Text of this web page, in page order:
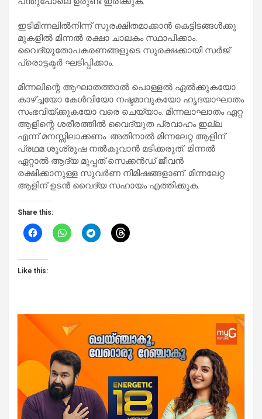
ഇടിമിന്നലിൽനിന്ന് സുരക്ഷിതമാക്കാൻ കെട്ടിടങ്ങൾക്കു
മുകളിൽ മിന്നൽ രക്ഷാ ചാലകം സ്ഥാപിക്കാം.
വൈദ്യുതോപകരണങ്ങളുടെ സുരക്ഷക്കായി സർജ്
പ്രൊട്ടക്ടർ ഘടിപ്പിക്കാം.
മിന്നലിന്റെ ആഘാതത്താൽ പൊള്ളൽ ഏൽക്കുകയോ
കാഴ്ച്ചയോ കേൾവിയോ നഷ്ടമാവുകയോ ഹൃദയാഘാതം
സംഭവിയ്ക്കുകയോ വരെ ചെയ്യാം. മിന്നലാഘാതം ഏറ്റ
ആളിന്റെ ശരീരത്തിൽ വൈദ്യുത പ്രവാഹം ഇല്ല
എന്ന് മനസ്സിലാക്കണം. അതിനാൽ മിന്നലേറ്റ ആളിന്‌
പ്രഥമ ശുശ്രൂഷ നൽകുവാൻ മടിക്കരുത്‌. മിന്നൽ
ഏറ്റാൽ ആദ്യ മുപ്പത്‌ സെക്കൻഡ് ജീവൻ
രക്ഷിക്കാനുള്ള സുവർണ നിമിഷങ്ങളാണ്. മിന്നലേറ്റ
ആളിന് ഉടൻ വൈദ്യ സഹായം എത്തിക്കുക.
Share this:
Like this: